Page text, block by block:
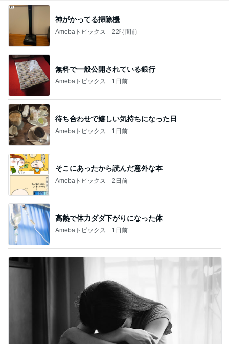
神がかってる掃除機
Amebaトピックス 22時間前
無料で一般公開されている銀行
Amebaトピックス 1日前
待ち合わせで嬉しい気持ちになった日
Amebaトピックス 1日前
そこにあったから読んだ意外な本
Amebaトピックス 2日前
高熱で体力ダダ下がりになった体
Amebaトピックス 1日前